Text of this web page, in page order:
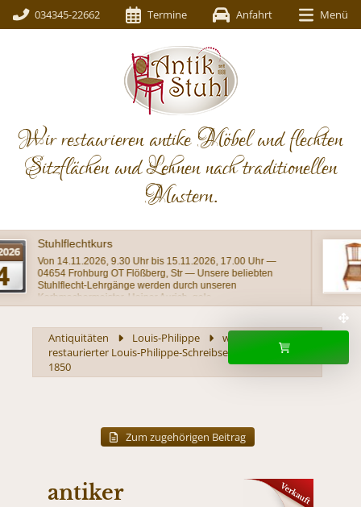
034345-22662 Termine Anfahrt Menü
Wir restaurieren antike Möbel und flechten
Sitzflächen und Lehnen nach traditionellen
Mustern.
Schöner schlichter restaurierter Stuhl, Buche um
1920
Einer aus unserer Werkstatt stammende Stuhl mit
gebogenem Lehnenabschluß und dem typischen
Antiquitäten Louis-Philippe
wunderschöner
restaurierter Louis-Philippe-Schreibsekretär Esche um
1850
Zum zugehörigen Beitrag
antiker